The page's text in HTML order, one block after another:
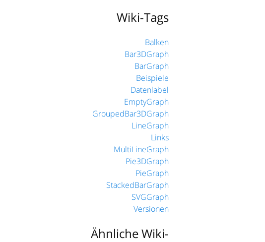
Wiki-Tags
Balken
Bar3DGraph
BarGraph
Beispiele
Datenlabel
EmptyGraph
GroupedBar3DGraph
LineGraph
Links
MultiLineGraph
Pie3DGraph
PieGraph
StackedBarGraph
SVGGraph
Versionen
Ähnliche Wiki-